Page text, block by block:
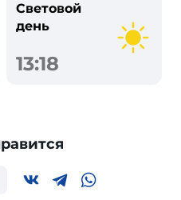
Световой
день
13:18